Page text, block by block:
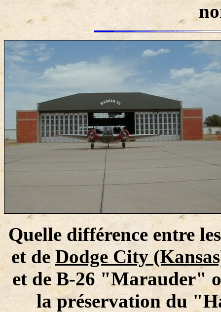
Quelle différence entre
et deDodge City
et de B-26 "Marauder"
la préservation du